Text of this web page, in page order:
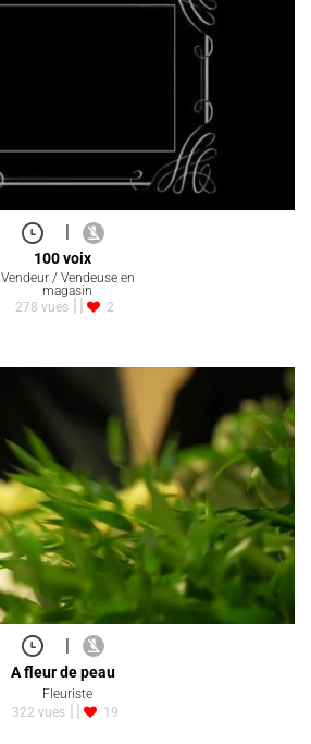
|
100 voix
Vendeur / Vendeuse en
magasin
278 vues
2
|
A fleur de peau
Fleuriste
322 vues
19